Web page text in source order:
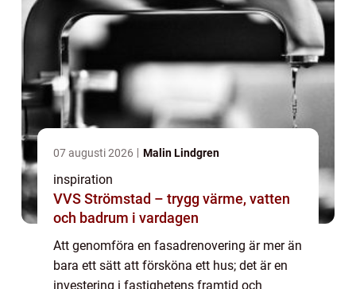
07 augusti 2026 Malin Lindgren
inspiration
VVS Strömstad – trygg värme, vatten
och badrum i vardagen
Att genomföra en fasadrenovering är mer än
bara ett sätt att försköna ett hus; det är en
investering i fastighetens framtid och